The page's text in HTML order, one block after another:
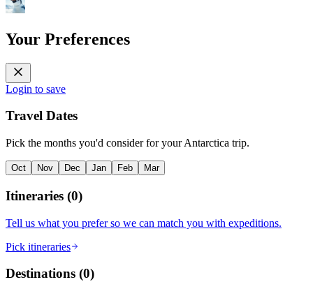
Your Preferences
Login to save
Travel Dates
Pick the months you'd consider for your Antarctica trip.
Oct Nov Dec Jan Feb Mar
Itineraries (0)
Tell us what you prefer so we can match you with expeditions.
Pick itineraries
Destinations (0)